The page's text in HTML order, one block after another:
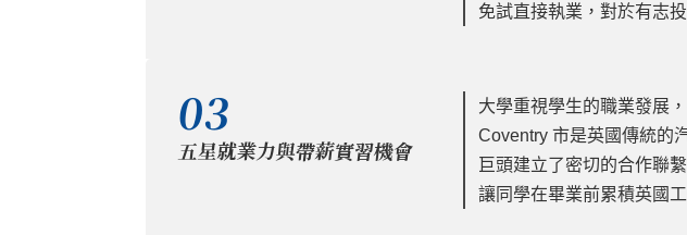
免試直接執業，對於有志
03
五星就業力與帶薪實習機會
大學重視學生的職業發展
Coventry 市是英國傳統的
巨頭建立了密切的合作聯
讓同學在畢業前累積英國